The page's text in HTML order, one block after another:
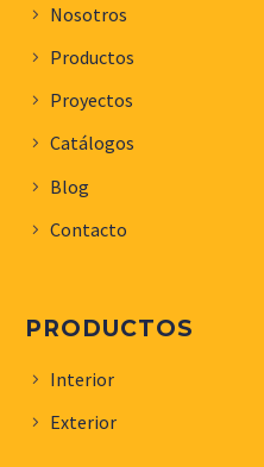
Nosotros
Productos
Proyectos
Catálogos
Blog
Contacto
PRODUCTOS
Interior
Exterior